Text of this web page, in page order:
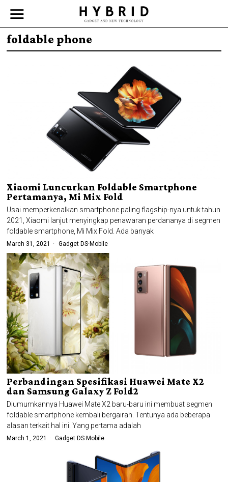
foldable phone
Xiaomi Luncurkan Foldable Smartphone
Pertamanya, Mi Mix Fold
Usai memperkenalkan smartphone paling flagship-nya untuk tahun
2021, Xiaomi lanjut menyingkap penawaran perdananya di segmen
foldable smartphone, Mi Mix Fold. Ada banyak
March 31, 2021 Gadget DS·Mobile
Perbandingan Spesifikasi Huawei Mate X2
dan Samsung Galaxy Z Fold2
Diumumkannya Huawei Mate X2 baru-baru ini membuat segmen
foldable smartphone kembali bergairah. Tentunya ada beberapa
alasan terkait hal ini. Yang pertama adalah
March 1, 2021 Gadget DS·Mobile